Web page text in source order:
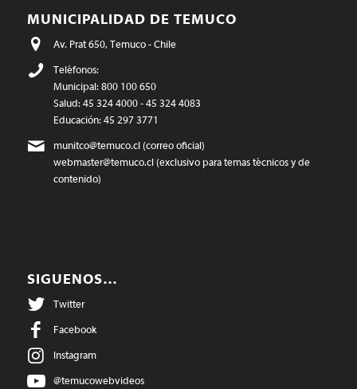
MUNICIPALIDAD DE TEMUCO
Av. Prat 650, Temuco - Chile
Teléfonos:
Municipal: 800 100 650
Salud: 45 324 4000 - 45 324 4083
Educación: 45 297 3771
munitco@temuco.cl(correo oficial)
webmaster@temuco.cl(exclusivo para temas técnicos y de
contenido)
SIGUENOS…
Twitter
Facebook
Instagram
@temucowebvideos